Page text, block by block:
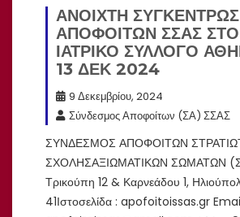
ΑΝΟΙΧΤΗ
ΑΠΟΦΟΙΤΩΝ ΣΣΑΣ
ΙΑΤΡΙΚΟ ΣΥΛΛΟΓΟ
13 ΔΕΚ 2024
9 Δεκεμβρίου, 2024
Σύνδεσμος Αποφοίτων (ΣΑ) ΣΣΑΣ
ΣΥΝΔΕΣΜΟΣ ΑΠΟΦΟΙΤΩΝ
ΣΧΟΛΗΣΑΞΙΩΜΑΤΙΚΩΝ ΣΩΜΑΤΩΝ
Τρικούπη 12 & Καρνεάδου 1,
41Ιστοσελίδα : apofoitoissas.gr